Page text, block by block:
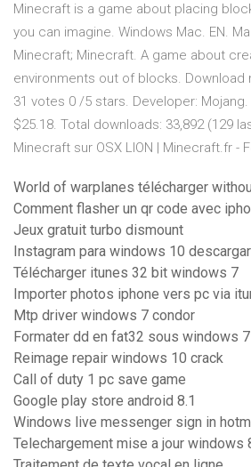
Minecraft is a game about placing
you can imagine. Windows Mac. EN.
Minecraft; Minecraft. A game about
environments out of blocks. Download
31 votes 0 /5 stars. Developer:
$25.18. Total downloads: 33,892 (129
Minecraft sur OSX LION | Minecraft.fr -
World of warplanes télécharger
Comment flasher un qr code avec
Jeux gratuit turbo dismount
Instagram para windows 10 descargar
Télécharger itunes 32 bit windows 7
Importer photos iphone vers pc via
Mtp driver windows 7 condor
Formater dd en fat32 sous windows 7
Reimage repair windows 10 crack
Call of duty 1 pc save game
Google play store android 8.1
Windows live messenger sign in
Telechargement mise a jour windows